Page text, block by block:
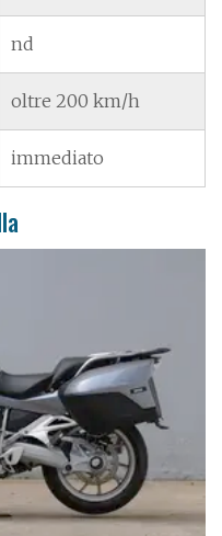
nd
oltre 200 km/h
immediato